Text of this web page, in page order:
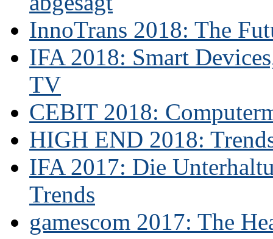
InnoTrans 2018: The
IFA 2018: Smart
TV
CEBIT 2018:
HIGH END 2018:
IFA 2017: Die
Trends
gamescom 2017: The